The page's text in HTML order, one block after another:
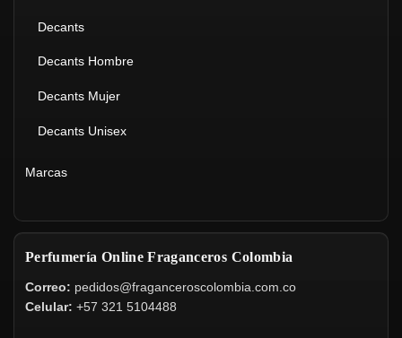
Decants
Decants Hombre
Decants Mujer
Decants Unisex
Marcas
Perfumería Online Fraganceros Colombia
Correo: pedidos@fraganceroscolombia.com.co
Celular: +57 321 5104488